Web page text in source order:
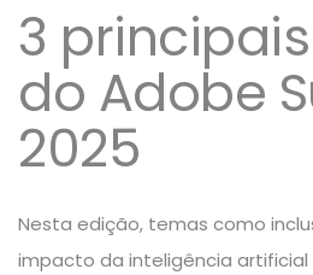
3
do Adobe
2025
Nesta edição, temas como
impacto da inteligência artificial